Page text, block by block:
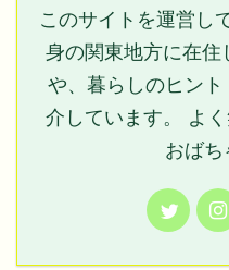
このサイトを運営し
身の関東地方に在住
や、暮らしのヒン
介しています。 よ
おばち